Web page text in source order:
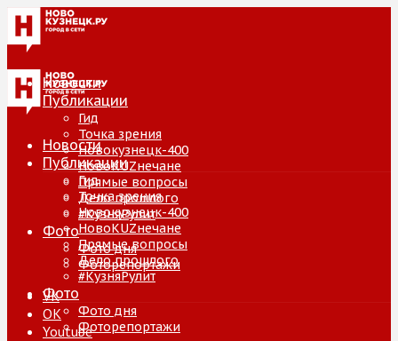
Новости
Публикации
Гид
Точка зрения
Новокузнецк-400
НовоKUZнечане
Прямые вопросы
Дело прошлого
#КузняРулит
Фото
Фото дня
Фоторепортажи
VK
ОК
Youtube
Новости
Публикации
Гид
Точка зрения
Новокузнецк-400
НовоKUZнечане
Прямые вопросы
Дело прошлого
#КузняРулит
Фото
Фото дня
Фоторепортажи